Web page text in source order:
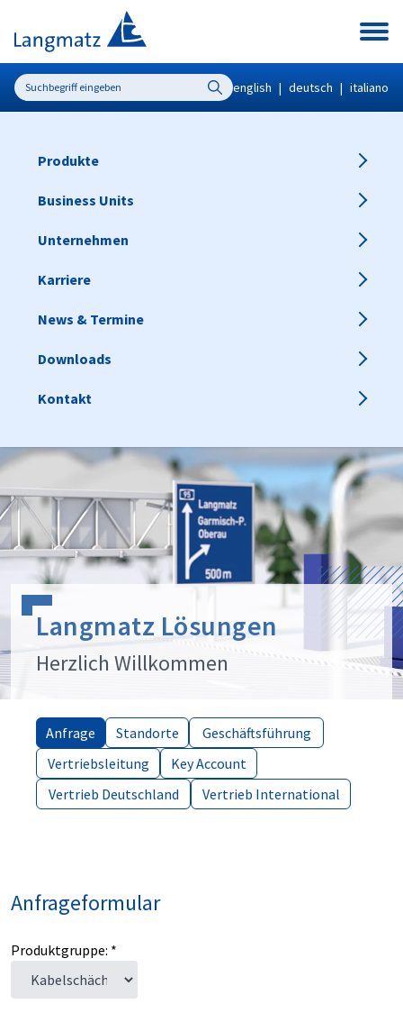
english | deutsch | italiano
Produkte
Business Units
Unternehmen
Karriere
News & Termine
Downloads
Kontakt
Langmatz Lösungen
Herzlich Willkommen
Anfrage
Anfrage Standorte
Standorte Geschäftsführung
Geschäftsführung
Vertriebsleitung
Vertriebsleitung Key Account
Key Account
Vertrieb Deutschland
Vertrieb Deutschland Vertrieb International
Vertrieb International
Anfrageformular
Produktgruppe: *